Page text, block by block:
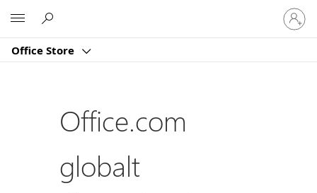
Office Store
Log
på
din
Office.com
globalt